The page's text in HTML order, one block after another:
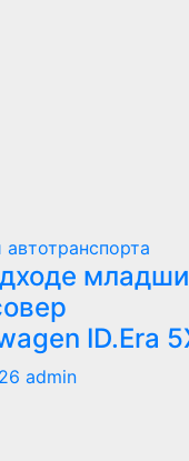
ID.Era
admin